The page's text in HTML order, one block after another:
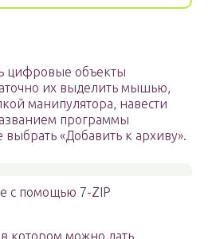
цифровые объекты
их выделить мышью,
манипулятора, навести
программы
«Добавить к архиву».
c помощью 7-ZIP
котором можно дать